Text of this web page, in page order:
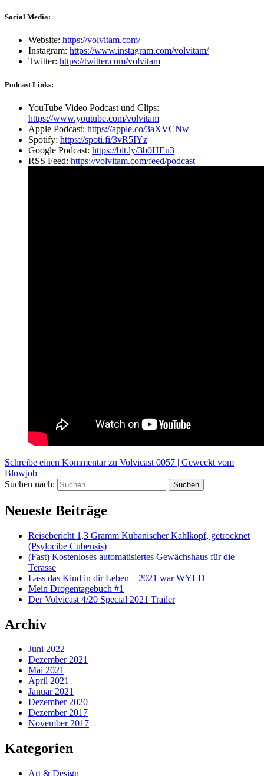
Social Media:
Website: https://volvitam.com/
Instagram: https://www.instagram.com/volvitam/
Twitter: https://twitter.com/volvitam
Podcast Links:
YouTube Video Podcast und Clips:
https://www.youtube.com/volvitam
Apple Podcast: https://apple.co/3aXVCNw
Spotify: https://spoti.fi/3vR5IYz
Google Podcast: https://bit.ly/3b0HEu3
RSS Feed: https://volvitam.com/feed/podcast
Schreibe einen Kommentarzu Volvicast 0057 | Geweckt vom
Blowjob
Suchen nach:
Suchen
Neueste Beiträge
Reisebericht 1,3 Gramm Kubanischer Kahlkopf, getrocknet
(Psylocibe Cubensis)
(Fast) Kostenloses automatisiertes Gewächshaus für die
Terasse
Lass das Kind in dir Leben – 2021 war WYLD
Mein Drogentagebuch #1
Der Volvicast 4/20 Special 2021 Trailer
Archiv
Juni 2022
Dezember 2021
Mai 2021
April 2021
Januar 2021
Dezember 2020
Dezember 2017
November 2017
Kategorien
Art & Design